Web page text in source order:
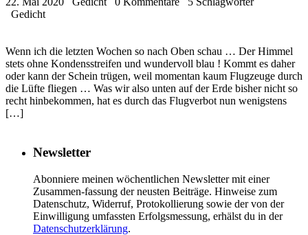
Gedicht
Wenn ich die letzten Wochen so nach Oben schau … Der Himmel
stets ohne Kondensstreifen und wundervoll blau ! Kommt es daher
oder kann der Schein trügen, weil momentan kaum Flugzeuge durch
die Lüfte fliegen … Was wir also unten auf der Erde bisher nicht so
recht hinbekommen, hat es durch das Flugverbot nun wenigstens
[…]
Newsletter
Abonniere meinen wöchentlichen Newsletter mit einer
Zusammen-fassung der neusten Beiträge. Hinweise zum
Datenschutz, Widerruf, Protokollierung sowie der von der
Einwilligung umfassten Erfolgsmessung, erhälst du in der
Datenschutzerklärung.